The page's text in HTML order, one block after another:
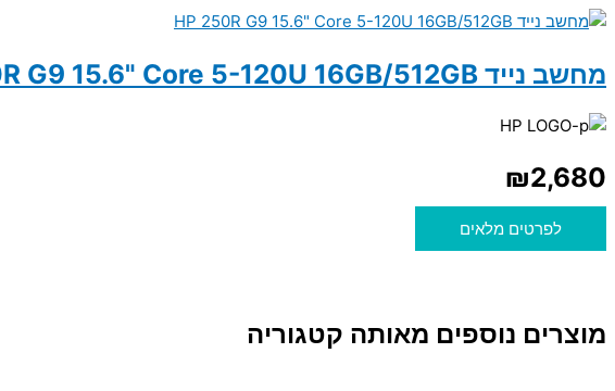
מחשב נייד HP 250R G9 15.6" Core 5-120U 16GB/512GB
₪2,680
לפרטים מלאים
מוצרים נוספים מאותה קטגוריה